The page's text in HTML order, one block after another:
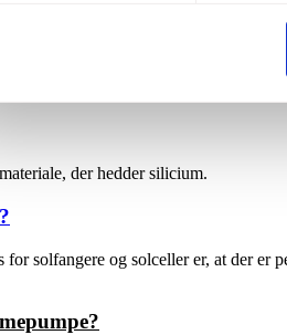
solstråler, hvilket i hele
der hedder silicium.
solfangere og solceller er, at der